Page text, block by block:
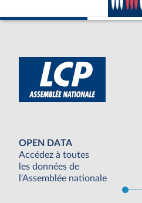
OPEN DATA
Accédez à toutes
les données de
l'Assemblée nationale